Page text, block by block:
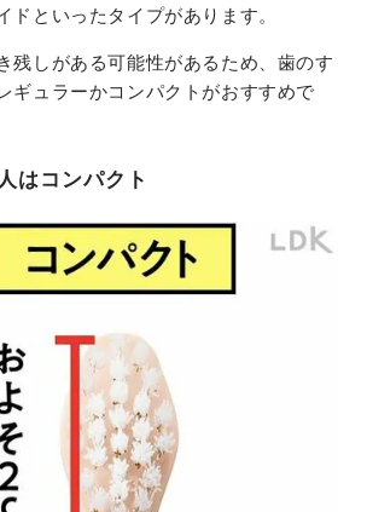
ドといったタイプがあります。
残しがある可能性があるため、歯のす
ギュラーかコンパクトがおすすめで
はコンパクト